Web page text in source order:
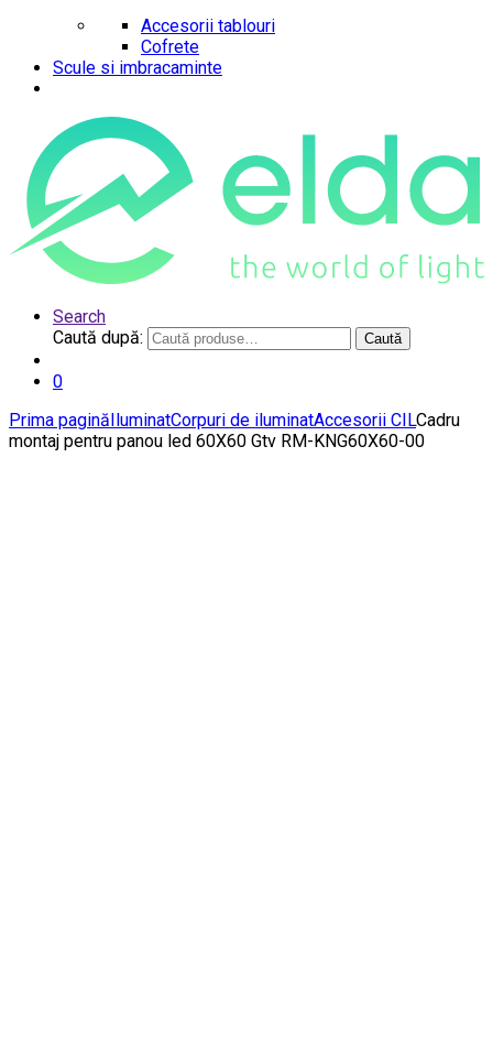
Accesorii tablouri
Cofrete
Scule si imbracaminte
Search
Caută după:
Caută
0
Prima paginăIluminatCorpuri de iluminatAccesorii CILCadru
montaj pentru panou led 60X60 Gtv RM-KNG60X60-00